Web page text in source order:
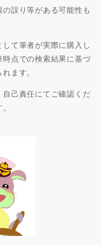
誤り等がある可能性も
て筆者が実際に購入し
点での検索結果に基づ
ます。
己責任にてご確認くだ